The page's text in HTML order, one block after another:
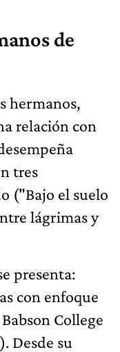
de
hermanos,
relación con
tres
("Bajo el suelo
lágrimas y
presenta:
con enfoque
College
Desde su